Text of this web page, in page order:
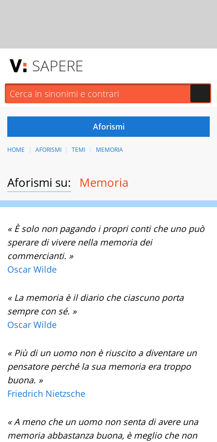
SAPERE
HOME AFORISMI TEMI MEMORIA
Aforismi su: Memoria
« È solo non pagando i propri conti che uno può
sperare di vivere nella memoria dei
commercianti. »
Oscar Wilde
« La memoria è il diario che ciascuno porta
sempre con sé. »
Oscar Wilde
« Più di un uomo non è riuscito a diventare un
pensatore perché la sua memoria era troppo
buona. »
Friedrich Nietzsche
« A meno che un uomo non senta di avere una
memoria abbastanza buona, è meglio che non